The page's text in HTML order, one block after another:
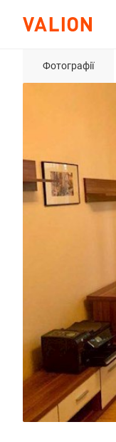
Фотографії